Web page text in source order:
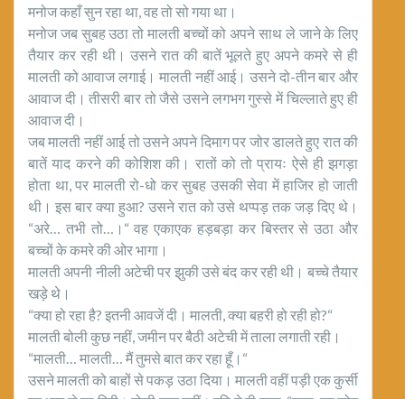
मनोज कहाँ सुन रहा था, वह तो सो गया था।
मनोज जब सुबह उठा तो मालती बच्चों को अपने साथ ले जाने के लिए
तैयार कर रही थी। उसने रात की बातें भूलते हुए अपने कमरे से ही
मालती को आवाज लगाई। मालती नहीं आई। उसने दो-तीन बार और
आवाज दी। तीसरी बार तो जैसे उसने लगभग गुस्से में चिल्लाते हुए ही
आवाज दी।
जब मालती नहीं आई तो उसने अपने दिमाग पर जोर डालते हुए रात की
बातें याद करने की कोशिश की। रातों को तो प्रायः ऐसे ही झगड़ा
होता था, पर मालती रो-धो कर सुबह उसकी सेवा में हाजिर हो जाती
थी। इस बार क्या हुआ? उसने रात को उसे थप्पड़ तक जड़ दिए थे।
“अरे… तभी तो…।“ वह एकाएक हड़बड़ा कर बिस्तर से उठा और
बच्चों के कमरे की ओर भागा।
मालती अपनी नीली अटेची पर झुकी उसे बंद कर रही थी। बच्चे तैयार
खड़े थे।
“क्या हो रहा है? इतनी आवजें दी। मालती, क्या बहरी हो रही हो?“
मालती बोली कुछ नहीं, जमीन पर बैठी अटेची में ताला लगाती रही।
“मालती… मालती… मैं तुमसे बात कर रहा हूँ।“
उसने मालती को बाहों से पकड़ उठा दिया। मालती वहीं पड़ी एक कुर्सी